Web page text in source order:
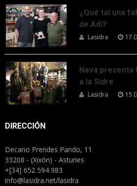
¿Qué tal una
de Adi?
Lasidra 17
Nava presenta
a la Sidre
Lasidra 15
DIRECCIÓN
Decano Prendes Pando, 11
33208 - (Xixón) - Asturies
+[34] 652 594 983
info@lasidra.net/lasidra